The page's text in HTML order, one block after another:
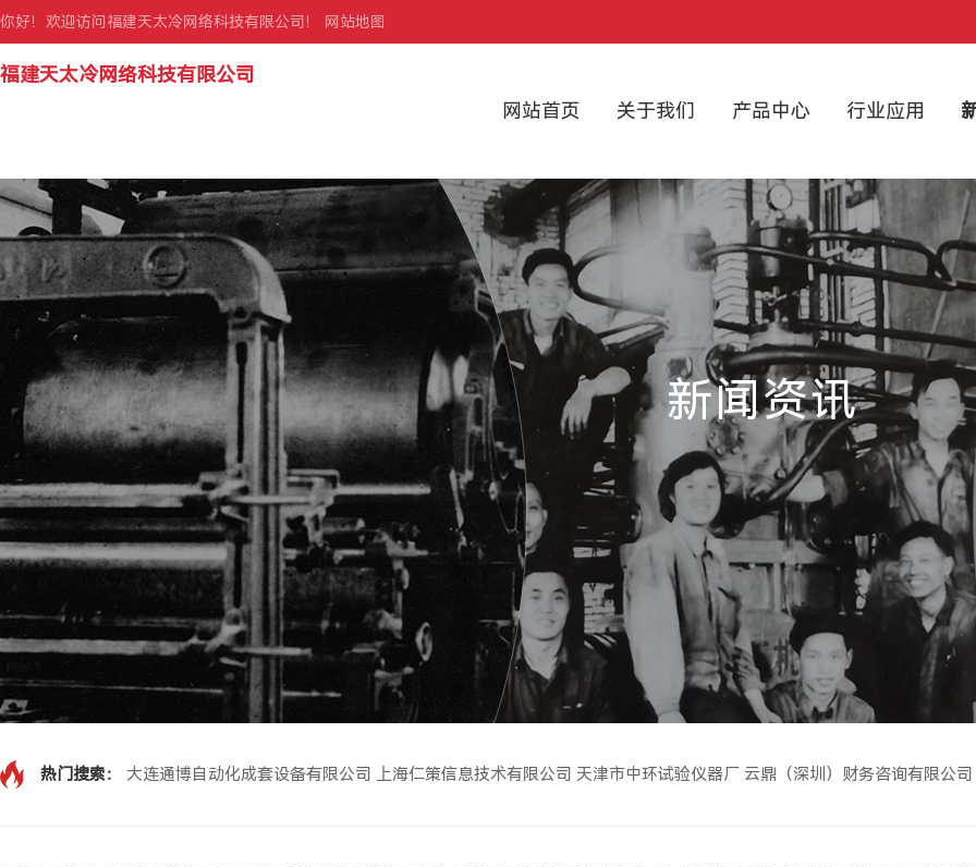
你好！欢迎访问福建天太冷网络科技有限公司！ 网站地图
福建天太冷网络科技有限公司
网站首页
关于我们 产品中心 行业应用
新闻资讯
热门搜索： 大连通博自动化成套设备有限公司 上海仁策信息技术有限公司 天津市中环试验仪器厂 云鼎（深圳）财务咨询有限公司